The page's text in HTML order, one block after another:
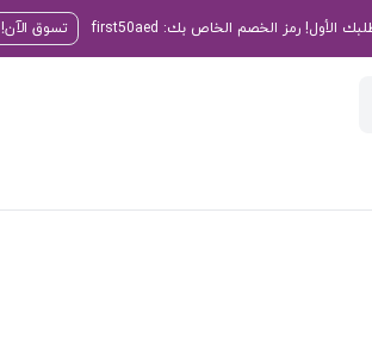
تسوق الآن!